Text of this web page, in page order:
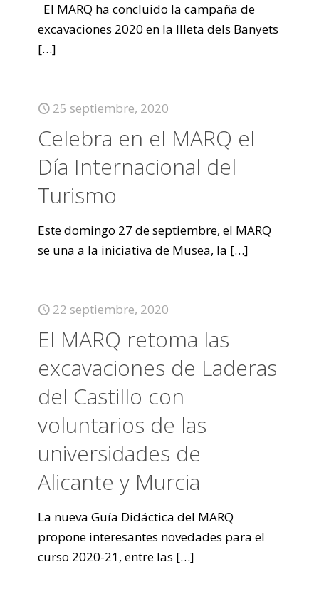
El MARQ ha concluido la campaña de
excavaciones 2020 en la Illeta dels Banyets
[…]
25 septiembre, 2020
Celebra en el MARQ el
Día Internacional del
Turismo
Este domingo 27 de septiembre, el MARQ
se una a la iniciativa de Musea, la […]
22 septiembre, 2020
El MARQ retoma las
excavaciones de Laderas
del Castillo con
voluntarios de las
universidades de
Alicante y Murcia
La nueva Guía Didáctica del MARQ
propone interesantes novedades para el
curso 2020-21, entre las […]